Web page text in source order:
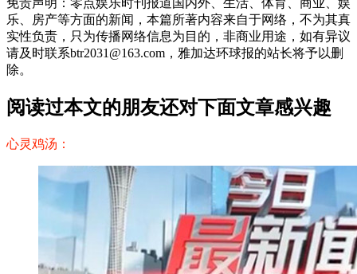
乐、房产等方面的新闻，本篇所著内容来自于网络，不为其真
实性负责，只为传播网络信息为目的，非商业用途，如有异议
请及时联系btr2031@163.com，雅加达环球报的站长将予以删
除。
阅读过本文的朋友还对下面文章感兴趣
心灵鸡汤：